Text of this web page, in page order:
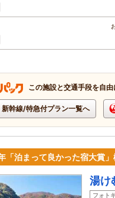
この施設と交通手段を自
新幹線/特急付プラン一覧へ
泊まって良かった宿大賞」
湯
フォト